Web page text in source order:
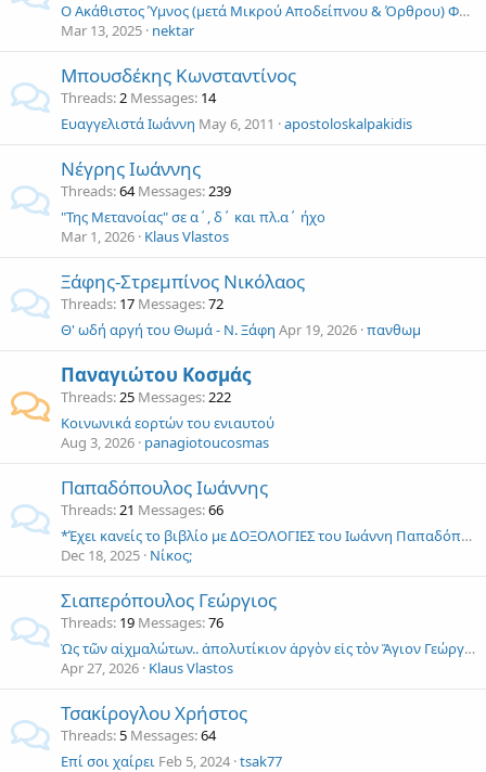
Ο Ακάθιστος Ύμνος (μετά Μικρού Αποδείπνου & Όρθρου) Φωτίου Μπαρούτα
Mar 13, 2025 nektar
Μπουσδέκης Κωνσταντίνος
Threads 2 Messages 14
Ευαγγελιστά Ιωάννη May 6, 2011 apostoloskalpakidis
Νέγρης Ιωάννης
Threads 64 Messages 239
"Της Μετανοίας" σε α΄, δ΄ και πλ.α΄ ήχο
Mar 1, 2026 Klaus Vlastos
Ξάφης-Στρεμπίνος Νικόλαος
Threads 17 Messages 72
Θ' ωδή αργή του Θωμά - Ν. Ξάφη Apr 19, 2026 πανθωμ
Παναγιώτου Κοσμάς
Threads 25 Messages 222
Κοινωνικά εορτών του ενιαυτού
Aug 3, 2026 panagiotoucosmas
Παπαδόπουλος Ιωάννης
Threads 21 Messages 66
*Έχει κανείς το βιβλίο με ΔΟΞΟΛΟΓΙΕΣ του Ιωάννη Παπαδόπουλου;;
Dec 18, 2025 Νίκος;
Σιαπερόπουλος Γεώργιος
Threads 19 Messages 76
Ὡς τῶν αἰχμαλώτων.. ἀπολυτίκιον ἀργὸν εἰς τὸν Ἅγιον Γεώργιον τὸν Τροπαιοφόρον
Apr 27, 2026 Klaus Vlastos
Τσακίρογλου Χρήστος
Threads 5 Messages 64
Επί σοι χαίρει Feb 5, 2024 tsak77